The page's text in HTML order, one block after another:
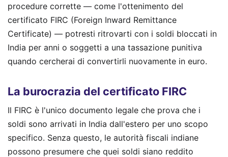
procedure corrette — come l'ottenimento del
certificato FIRC (Foreign Inward Remittance
Certificate) — potresti ritrovarti con i soldi bloccati in
India per anni o soggetti a una tassazione punitiva
quando cercherai di convertirli nuovamente in euro.
La burocrazia del certificato FIRC
Il FIRC è l'unico documento legale che prova che i
soldi sono arrivati in India dall'estero per uno scopo
specifico. Senza questo, le autorità fiscali indiane
possono presumere che quei soldi siano reddito